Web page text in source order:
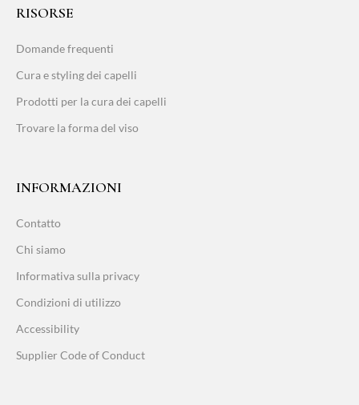
RISORSE
Domande frequenti
Cura e styling dei capelli
Prodotti per la cura dei capelli
Trovare la forma del viso
INFORMAZIONI
Contatto
Chi siamo
Informativa sulla privacy
Condizioni di utilizzo
Accessibility
Supplier Code of Conduct